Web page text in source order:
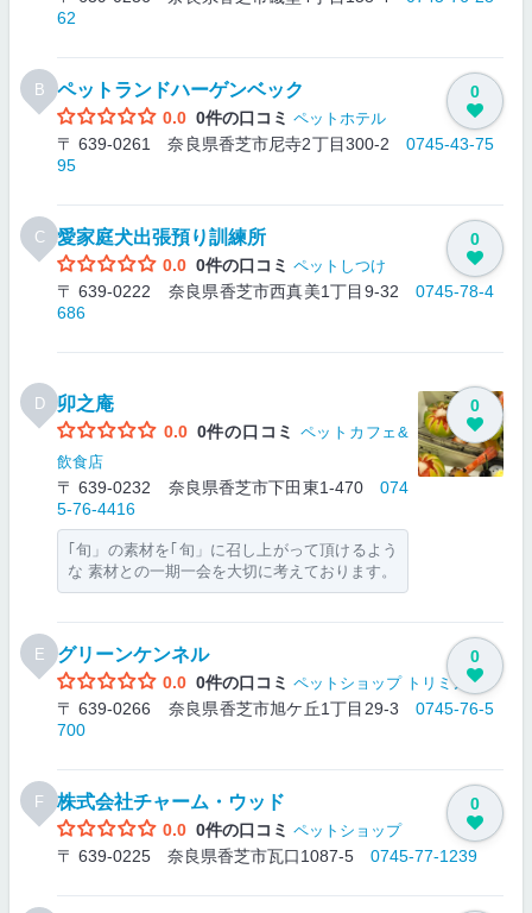
62
B ペットランドハーゲンベック
0.0 0件の口コミ ペットホテル
〒 639-0261 奈良県香芝市尼寺2丁目300-2 0745-43-75
95
0
C 愛家庭犬出張預り訓練所
0.0 0件の口コミ ペットしつけ
〒 639-0222 奈良県香芝市西真美1丁目9-32 0745-78-4
686
0
D 卯之庵
0.0 0件の口コミ
ペットカフェ&
飲食店
〒 639-0232 奈良県香芝市下田東1-470 074
5-76-4416
｢旬」の素材を｢旬」に召し上がって頂けるよう
な 素材との一期一会を大切に考えております。
0
E グリーンケンネル
0.0 0件の口コミ ペットショップ トリミング
〒 639-0266 奈良県香芝市旭ケ丘1丁目29-3 0745-76-5
700
0
F 株式会社チャーム・ウッド
0.0 0件の口コミ ペットショップ
〒 639-0225 奈良県香芝市瓦口1087-5 0745-77-1239
0